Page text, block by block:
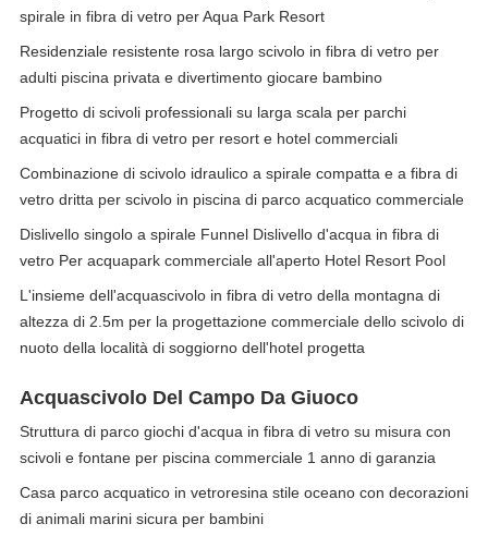
spirale in fibra di vetro per Aqua Park Resort
Residenziale resistente rosa largo scivolo in fibra di vetro per
adulti piscina privata e divertimento giocare bambino
Progetto di scivoli professionali su larga scala per parchi
acquatici in fibra di vetro per resort e hotel commerciali
Combinazione di scivolo idraulico a spirale compatta e a fibra di
vetro dritta per scivolo in piscina di parco acquatico commerciale
Dislivello singolo a spirale Funnel Dislivello d'acqua in fibra di
vetro Per acquapark commerciale all'aperto Hotel Resort Pool
L'insieme dell'acquascivolo in fibra di vetro della montagna di
altezza di 2.5m per la progettazione commerciale dello scivolo di
nuoto della località di soggiorno dell'hotel progetta
Acquascivolo Del Campo Da Giuoco
Struttura di parco giochi d'acqua in fibra di vetro su misura con
scivoli e fontane per piscina commerciale 1 anno di garanzia
Casa parco acquatico in vetroresina stile oceano con decorazioni
di animali marini sicura per bambini